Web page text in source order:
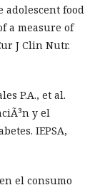
adolescent food
a measure of
J Clin Nutr.
P.A., et al.
y el
IEPSA,
el consumo